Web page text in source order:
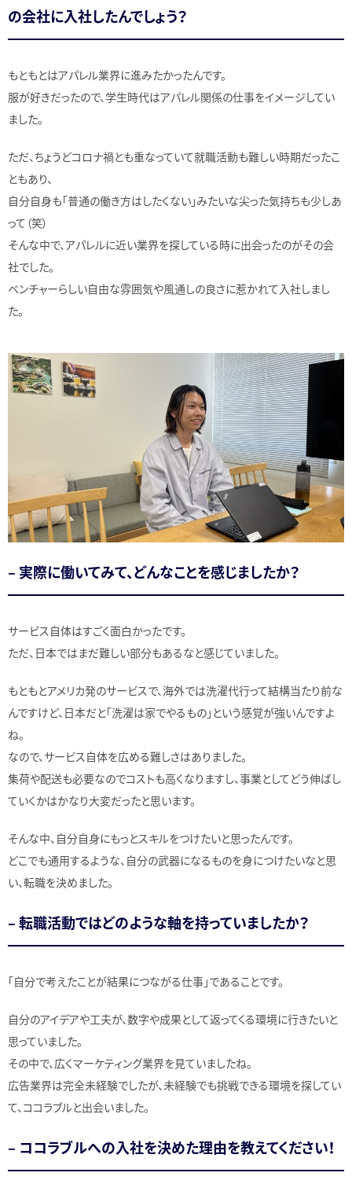
の会社に入社したんでしょう？
もともとはアパレル業界に進みたかったんです。
服が好きだったので、学生時代はアパレル関係の仕事をイメージしてい
ました。
ただ、ちょうどコロナ禍とも重なっていて就職活動も難しい時期だったこ
ともあり、
自分自身も「普通の働き方はしたくない」みたいな尖った気持ちも少しあ
って（笑）
そんな中で、アパレルに近い業界を探している時に出会ったのがその会
社でした。
ベンチャーらしい自由な雰囲気や風通しの良さに惹かれて入社しまし
た。
– 実際に働いてみて、どんなことを感じましたか？
サービス自体はすごく面白かったです。
ただ、日本ではまだ難しい部分もあるなと感じていました。
もともとアメリカ発のサービスで、海外では洗濯代行って結構当たり前な
んですけど、日本だと「洗濯は家でやるもの」という感覚が強いんですよ
ね。
なので、サービス自体を広める難しさはありました。
集荷や配送も必要なのでコストも高くなりますし、事業としてどう伸ばし
ていくかはかなり大変だったと思います。
そんな中、自分自身にもっとスキルをつけたいと思ったんです。
どこでも通用するような、自分の武器になるものを身につけたいなと思
い、転職を決めました。
– 転職活動ではどのような軸を持っていましたか？
「自分で考えたことが結果につながる仕事」であることです。
自分のアイデアや工夫が、数字や成果として返ってくる環境に行きたいと
思っていました。
その中で、広くマーケティング業界を見ていましたね。
広告業界は完全未経験でしたが、未経験でも挑戦できる環境を探してい
て、ココラブルと出会いました。
– ココラブルへの入社を決めた理由を教えてください！